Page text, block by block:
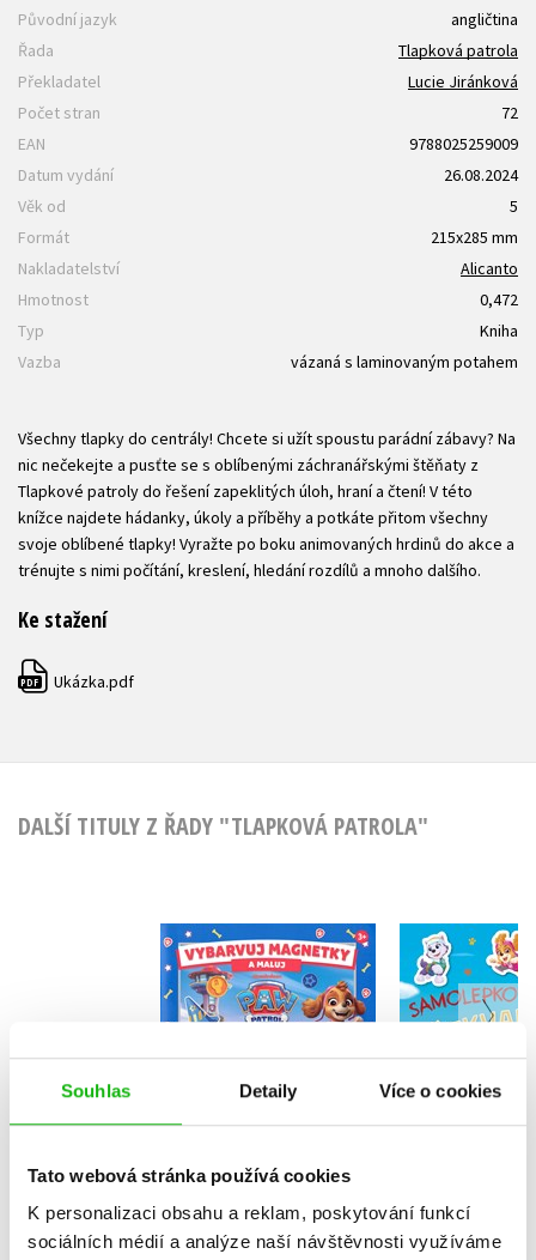
Souhlas Detaily Více o cookies
Tato webová stránka používá cookies
K personalizaci obsahu a reklam, poskytování funkcí
sociálních médií a analýze naší návštěvnosti využíváme
Původní jazyk
angličtina
Řada
Tlapková patrola
Překladatel
Lucie Jiránková
Počet stran
72
EAN
9788025259009
Datum vydání
26.08.2024
Věk od
5
Formát
215x285 mm
Nakladatelství
Alicanto
Hmotnost
0,472
Typ
Kniha
Vazba
vázaná s laminovaným potahem
Všechny tlapky do centrály! Chcete si užít spoustu parádní zábavy? Na
nic nečekejte a pusťte se s oblíbenými záchranářskými štěňaty z
Tlapkové patroly do řešení zapeklitých úloh, hraní a čtení! V této
knížce najdete hádanky, úkoly a příběhy a potkáte přitom všechny
svoje oblíbené tlapky! Vyražte po boku animovaných hrdinů do akce a
trénujte s nimi počítání, kreslení, hledání rozdílů a mnoho dalšího.
Ke stažení
PDF Ukázka.pdf
DALŠÍ TITULY Z ŘADY "TLAPKOVÁ PATROLA"
Tlapková patrola -
Vybarvuj magnetky
Kolektiv
Do košíku
229 Kč
183 Kč
Tlapková
199 Kč